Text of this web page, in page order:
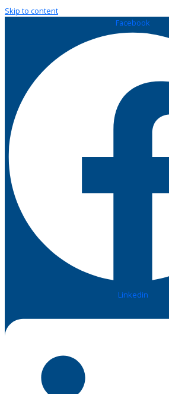
Skip to content
Facebook
Linkedin